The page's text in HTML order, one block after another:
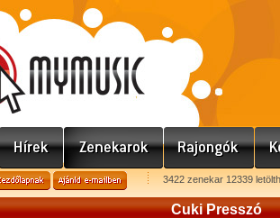
3422 zenekar 12339
Cuki Presszó